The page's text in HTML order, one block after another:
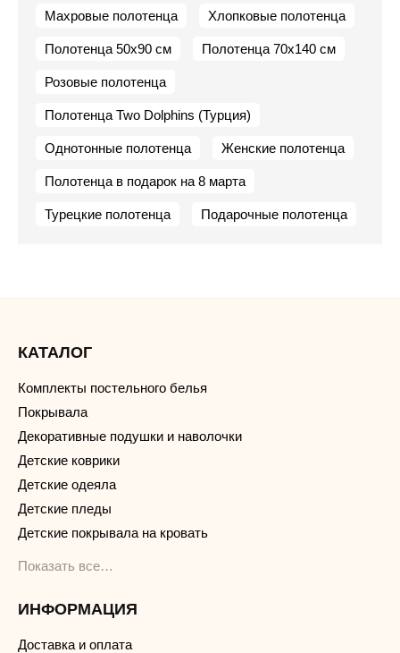
Махровые полотенца Хлопковые полотенца
Полотенца 50х90 см Полотенца 70х140 см
Розовые полотенца
Полотенца Two Dolphins (Турция)
Однотонные полотенца Женские полотенца
Полотенца в подарок на 8 марта
Турецкие полотенца Подарочные полотенца
КАТАЛОГ
Комплекты постельного белья
Покрывала
Декоративные подушки и наволочки
Детские коврики
Детские одеяла
Детские пледы
Детские покрывала на кровать
Показать все…
ИНФОРМАЦИЯ
Доставка и оплата